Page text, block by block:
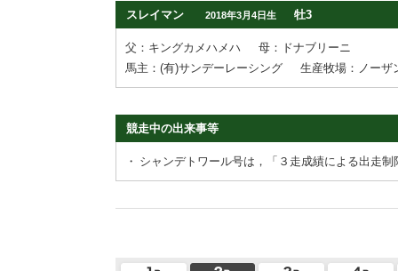
スレイマン
2018年3月4日生 牡3
父：キングカメハメハ
母：ドナブリーニ
馬主：(有)サンデーレーシング
生産牧場：ノーザ
競走中の出来事等
・ シャンデトワール号は，「３走成績による出走